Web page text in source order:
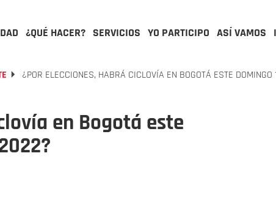
¿QUÉ HACER? SERVICIOS YO PARTICIPO ASÍ VAMOS
¿POR ELECCIONES, HABRÁ CICLOVÍA EN BOGOTÁ ESTE
en Bogotá este